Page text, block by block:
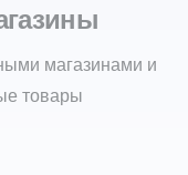
магазинами и
товары